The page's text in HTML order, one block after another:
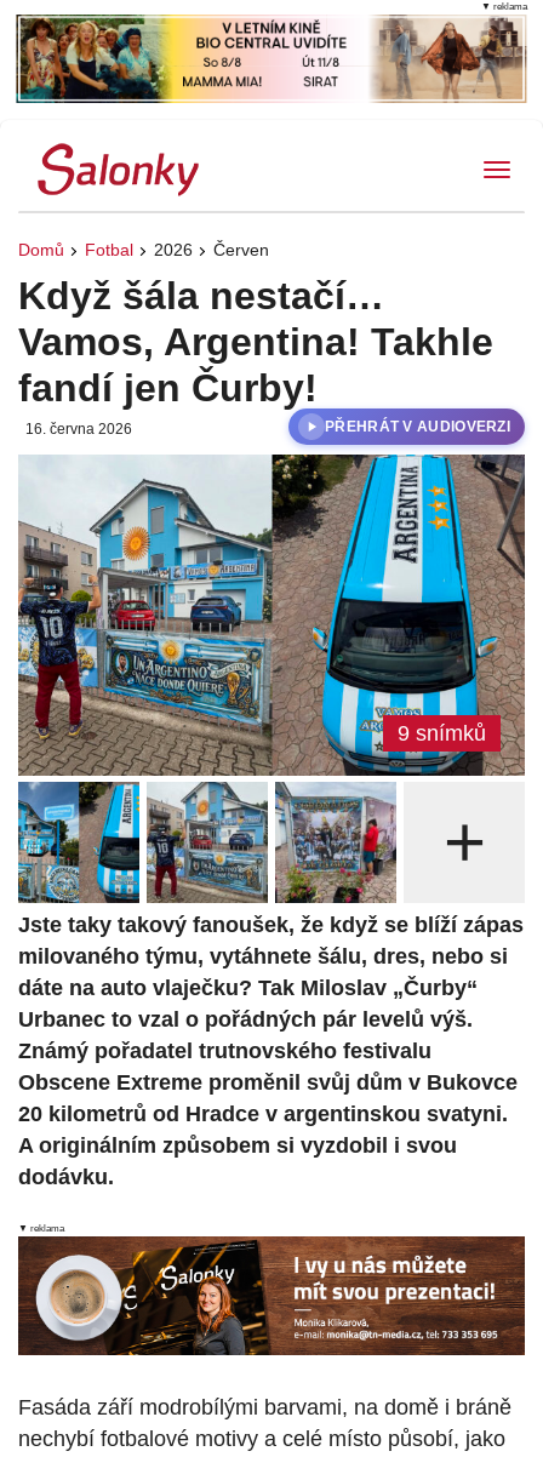
Domů Fotbal 2026 Červen
Když šála nestačí…
Vamos, Argentina! Takhle
fandí jen Čurby!
16. června 2026 PŘEHRÁT V AUDIOVERZI
9 snímků
+
Jste taky takový fanoušek, že když se blíží zápas
milovaného týmu, vytáhnete šálu, dres, nebo si
dáte na auto vlaječku? Tak Miloslav „Čurby“
Urbanec to vzal o pořádných pár levelů výš.
Známý pořadatel trutnovského festivalu
Obscene Extreme proměnil svůj dům v Bukovce
20 kilometrů od Hradce v argentinskou svatyni.
A originálním způsobem si vyzdobil i svou
dodávku.
▼ reklama
Fasáda září modrobílými barvami, na domě i bráně
nechybí fotbalové motivy a celé místo působí, jako
▼ reklama